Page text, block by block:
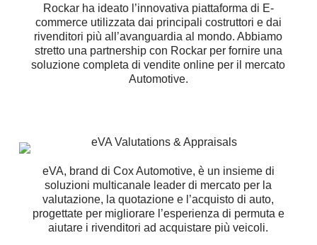
Rockar ha ideato l’innovativa piattaforma di E-
commerce utilizzata dai principali costruttori e dai
rivenditori più all’avanguardia al mondo. Abbiamo
stretto una partnership con Rockar per fornire una
soluzione completa di vendite online per il mercato
Automotive.
eVA, brand di Cox Automotive, è un insieme di
soluzioni multicanale leader di mercato per la
valutazione, la quotazione e l’acquisto di auto,
progettate per migliorare l’esperienza di permuta e
aiutare i rivenditori ad acquistare più veicoli.